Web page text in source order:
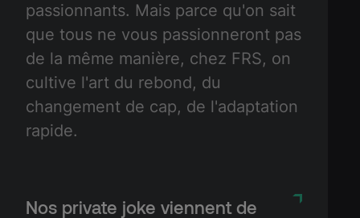
passionnants. Mais parce qu'on sait
que tous ne vous passionneront pas
de la même manière, chez FRS, on
cultive l'art du rebond, du
changement de cap, de l'adaptation
rapide.
Nos private joke viennent de